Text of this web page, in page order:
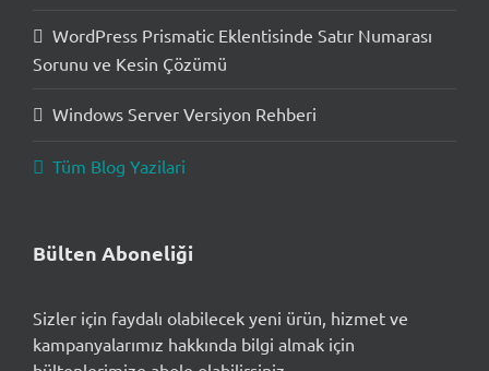
WordPress Prismatic Eklentisinde Satır Numarası
Sorunu ve Kesin Çözümü
Windows Server Versiyon Rehberi
Tüm Blog Yazilari
Bülten Aboneliği
Sizler için faydalı olabilecek yeni ürün, hizmet ve
kampanyalarımız hakkında bilgi almak için